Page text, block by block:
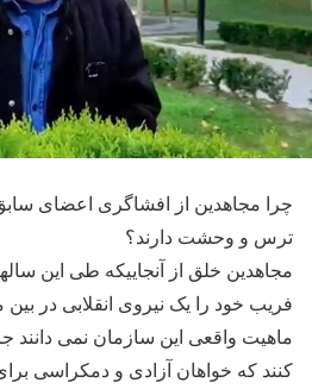
چرا مجاهدین از افشاگری اعضای سابق
ترس و وحشت دارند؟
مجاهدین خلق از آنجاییکه طی این
فریب خود را یک نیروی انقلابی در
ماهیت واقعی این سازمان نمی دانند
کنند که خواهان آزادی و دمکراسی